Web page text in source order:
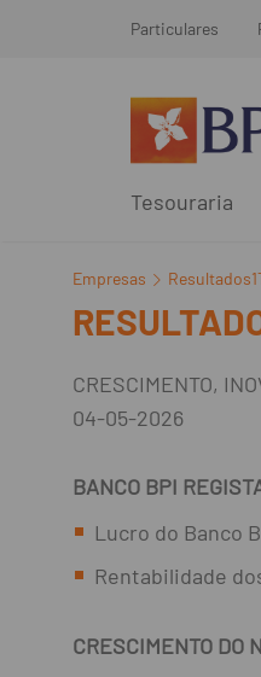
Particulares
Tesouraria
Empresas
CRESCIMENTO,
04-05-2026
BANCO BPI
Lucro do Banco
Rentabilidade
CRESCIMENTO DO